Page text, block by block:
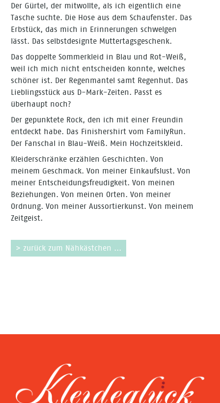
Der Gürtel, der mitwollte, als ich eigentlich eine
Tasche suchte. Die Hose aus dem Schaufenster. Das
Erbstück, das mich in Erinnerungen schwelgen
lässt. Das selbstdesignte Muttertagsgeschenk.
Das doppelte Sommerkleid in Blau und Rot-Weiß,
weil ich mich nicht entscheiden konnte, welches
schöner ist. Der Regenmantel samt Regenhut. Das
Lieblingsstück aus D-Mark-Zeiten. Passt es
überhaupt noch?
Der gepunktete Rock, den ich mit einer Freundin
entdeckt habe. Das Finishershirt vom FamilyRun.
Der Fanschal in Blau-Weiß. Mein Hochzeitskleid.
Kleiderschränke erzählen Geschichten. Von
meinem Geschmack. Von meiner Einkaufslust. Von
meiner Entscheidungsfreudigkeit. Von meinen
Beziehungen. Von meinen Orten. Von meiner
Ordnung. Von meiner Aussortierkunst. Von meinem
Zeitgeist.
> zurück zum Nähkästchen ...